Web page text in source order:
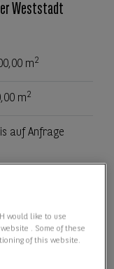
Weststadt
m2
m2
auf Anfrage
would like to use
. Some of these
of this website.